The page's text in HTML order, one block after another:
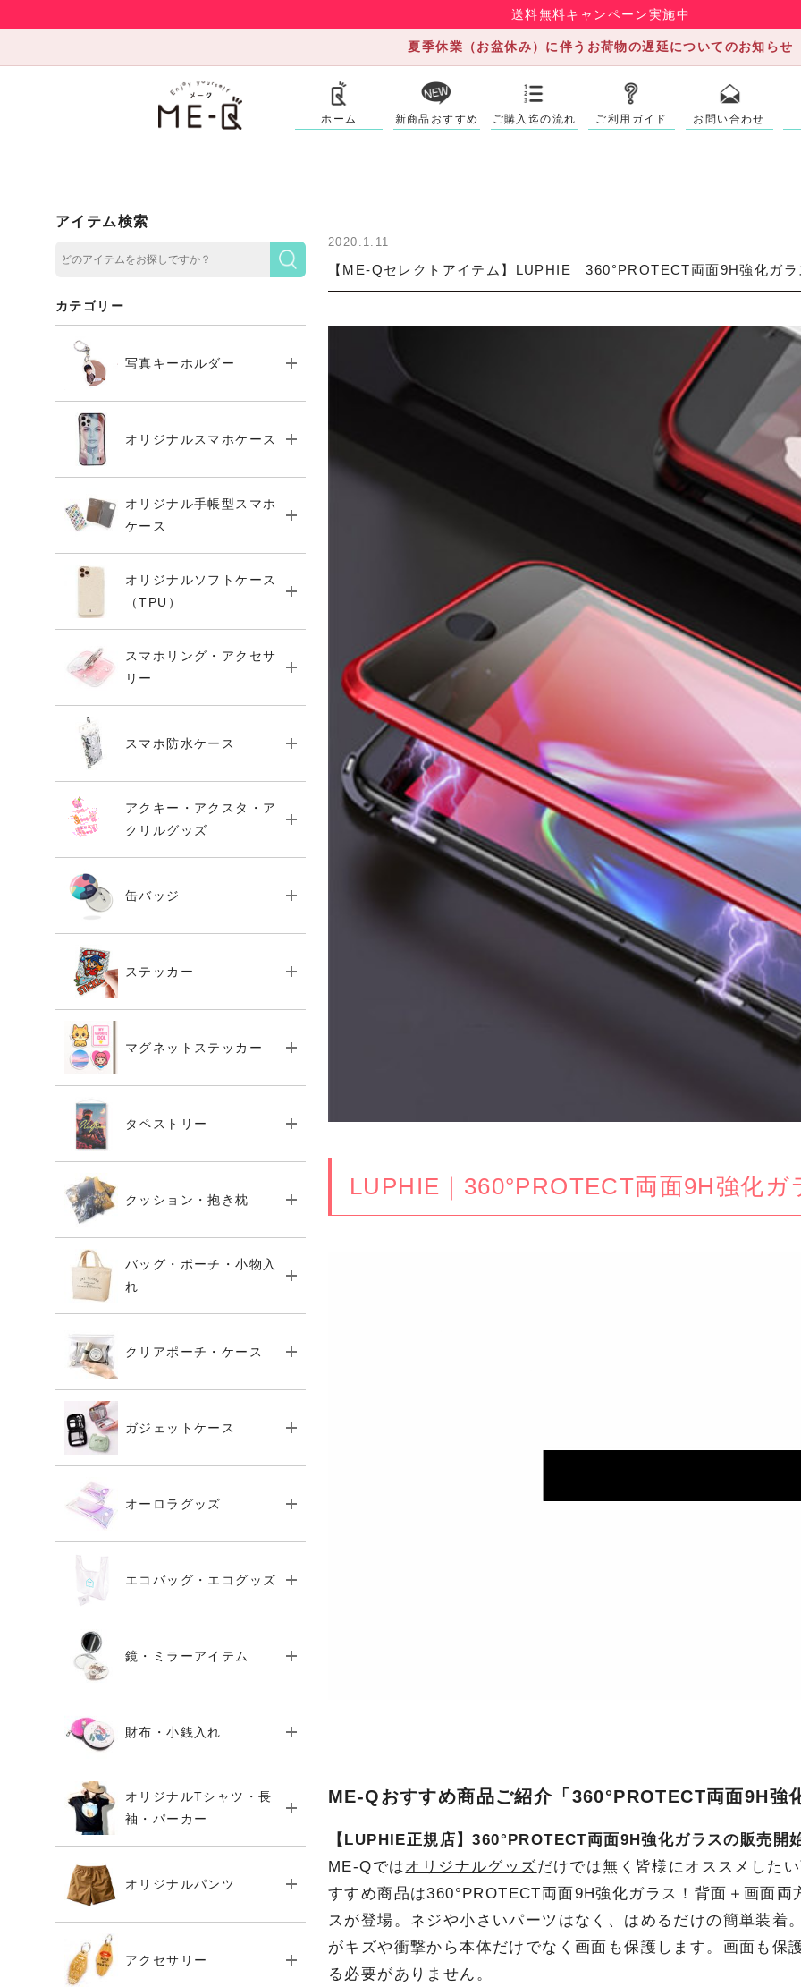
送料無料キャンペーン実施中
夏季休業（お盆休み）に伴うお荷物の遅延についてのお知らせ
ホーム 新商品おすすめ ご購入迄の流れ ご利用ガイド お問い合わせ
2020.1.11
【ME-Qセレクトアイテム】LUPHIE｜360°PROTECT両面9H強化ガラ
LUPHIE｜360°PROTECT両面9H強化ガ
ME-Qおすすめ商品ご紹介「360°PROTECT両面9H強
【LUPHIE正規店】360°PROTECT両面9H強化ガラスの販売開
ME-Qではオリジナルグッズだけでは無く皆様にオススメした
すすめ商品は360°PROTECT両面9H強化ガラス！背面＋画面
スが登場。ネジや小さいパーツはなく、はめるだけの簡単装着
がキズや衝撃から本体だけでなく画面も保護します。画面も保
る必要がありません。
アイテム検索
カテゴリー
写真キーホルダー
オリジナルスマホケース
オリジナル手帳型スマホ
ケース
オリジナルソフトケース
（TPU）
スマホリング・アクセサ
リー
スマホ防水ケース
アクキー・アクスタ・ア
クリルグッズ
缶バッジ
ステッカー
マグネットステッカー
タペストリー
クッション・抱き枕
バッグ・ポーチ・小物入
れ
クリアポーチ・ケース
ガジェットケース
オーロラグッズ
エコバッグ・エコグッズ
鏡・ミラーアイテム
財布・小銭入れ
オリジナルTシャツ・長
袖・パーカー
オリジナルパンツ
アクセサリー